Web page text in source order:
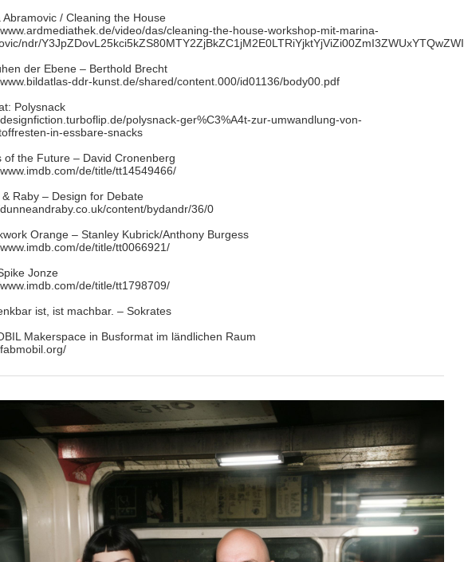
Abramovic / Cleaning the House
video/das/cleaning-the-house-workshop-mit-marina-
ndr/Y3JpZDovL25kci5kZS80MTY2ZjBkZC1jM2E0LTRiYjktYjViZi00ZmI3ZWUxYTQwZWI
der Ebene – Berthold Brecht
ddr-kunst.de/shared/content.000/id01136/body00.pdf
Polysnack
polysnack-ger%C3%A4t-zur-umwandlung-von-
in-essbare-snacks
of the Future – David Cronenberg
de/title/tt14549466/
& Raby – Design for Debate
content/bydandr/36/0
Orange – Stanley Kubrick/Anthony Burgess
de/title/tt0066921/
Jonze
de/title/tt1798709/
ist, ist machbar. – Sokrates
Makerspace in Busformat im ländlichen Raum